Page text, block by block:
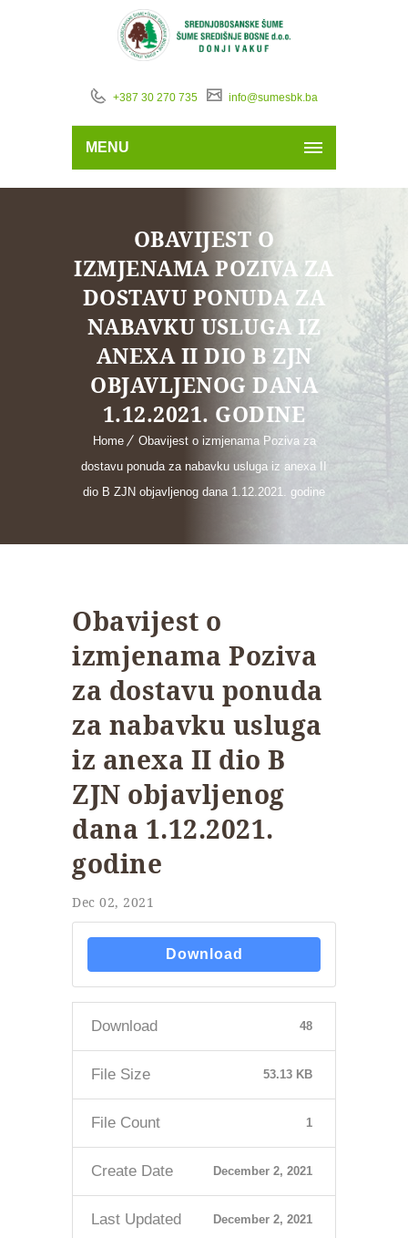
+387 30 270 735 info@sumesbk.ba
MENU
OBAVIJEST O
IZMJENAMA POZIVA ZA
DOSTAVU PONUDA ZA
NABAVKU USLUGA IZ
ANEXA II DIO B ZJN
OBJAVLJENOG DANA
1.12.2021. GODINE
Home
Obavijest o izmjenama Poziva za
dostavu ponuda za nabavku usluga iz anexa II
dio B ZJN objavljenog dana 1.12.2021. godine
Obavijest o
izmjenama Poziva
za dostavu ponuda
za nabavku usluga
iz anexa II dio B
ZJN objavljenog
dana 1.12.2021.
godine
Dec 02, 2021
Download
Download 48
File Size 53.13 KB
File Count 1
Create Date December 2, 2021
Last Updated December 2, 2021